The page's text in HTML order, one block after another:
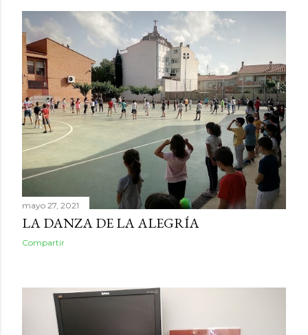
mayo 27, 2021
LA DANZA DE LA ALEGRÍA
Compartir